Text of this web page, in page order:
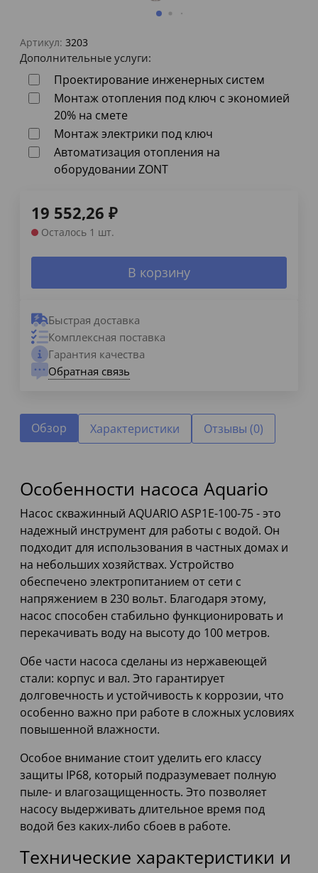
Артикул: 3203
Дополнительные услуги:
Проектирование инженерных систем
Монтаж отопления под ключ с экономией
20% на смете
Монтаж электрики под ключ
Автоматизация отопления на
оборудовании ZONT
19 552,26 ₽
Осталось 1 шт.
В корзину
Быстрая доставка
Комплексная поставка
Гарантия качества
Обратная связь
Обзор Характеристики Отзывы (0)
Особенности насоса Aquario
Насос скважинный AQUARIO ASP1E-100-75 - это
надежный инструмент для работы с водой. Он
подходит для использования в частных домах и
на небольших хозяйствах. Устройство
обеспечено электропитанием от сети с
напряжением в 230 вольт. Благодаря этому,
насос способен стабильно функционировать и
перекачивать воду на высоту до 100 метров.
Обе части насоса сделаны из нержавеющей
стали: корпус и вал. Это гарантирует
долговечность и устойчивость к коррозии, что
особенно важно при работе в сложных условиях
повышенной влажности.
Особое внимание стоит уделить его классу
защиты IP68, который подразумевает полную
пыле- и влагозащищенность. Это позволяет
насосу выдерживать длительное время под
водой без каких-либо сбоев в работе.
Технические характеристики и